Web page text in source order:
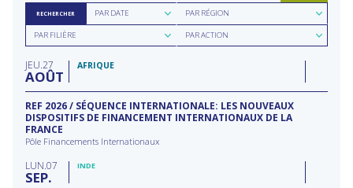
RECHERCHER
Rechercher
parPAR DATE
Rechercher
par
région
PAR RÉGION
Rechercher
parPAR FILIÈRE
Rechercher
parPAR ACTION
JEU 27
AOÛT
AFRIQUE
REF 2026 / SÉQUENCE INTERNATIONALE: LES NOUVEAUX
DISPOSITIFS DE FINANCEMENT INTERNATIONAUX DE LA
FRANCE
Pôle Financements Internationaux
LUN 07
SEP
INDE